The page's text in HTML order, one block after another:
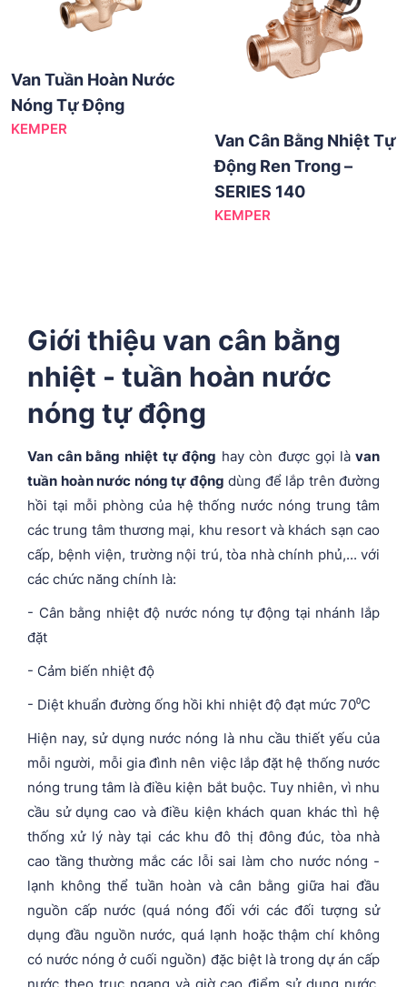
Van Tuần Hoàn Nước
Nóng Tự Động
KEMPER
Van Cân Bằng Nhiệt Tự
Động Ren Trong –
SERIES 140
KEMPER
Giới thiệu van cân bằng
nhiệt - tuần hoàn nước
nóng tự động
Van cân bằng nhiệt tự động hay còn được gọi là van
tuần hoàn nước nóng tự động dùng để lắp trên đường
hồi tại mỗi phòng của hệ thống nước nóng trung tâm
các trung tâm thương mại, khu resort và khách sạn cao
cấp, bệnh viện, trường nội trú, tòa nhà chính phủ,... với
các chức năng chính là:
- Cân bằng nhiệt độ nước nóng tự động tại nhánh lắp
đặt
- Cảm biến nhiệt độ
- Diệt khuẩn đường ống hồi khi nhiệt độ đạt mức 70⁰C
Hiện nay, sử dụng nước nóng là nhu cầu thiết yếu của
mỗi người, mỗi gia đình nên việc lắp đặt hệ thống nước
nóng trung tâm là điều kiện bắt buộc. Tuy nhiên, vì nhu
cầu sử dụng cao và điều kiện khách quan khác thì hệ
thống xử lý này tại các khu đô thị đông đúc, tòa nhà
cao tầng thường mắc các lỗi sai làm cho nước nóng -
lạnh không thể tuần hoàn và cân bằng giữa hai đầu
nguồn cấp nước (quá nóng đối với các đối tượng sử
dụng đầu nguồn nước, quá lạnh hoặc thậm chí không
có nước nóng ở cuối nguồn) đặc biệt là trong dự án cấp
nước theo trục ngang và giờ cao điểm sử dụng nước.